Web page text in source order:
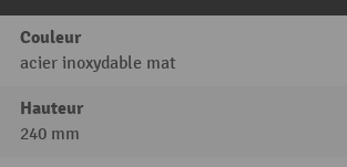
Couleur
acier inoxydable mat
Hauteur
240 mm